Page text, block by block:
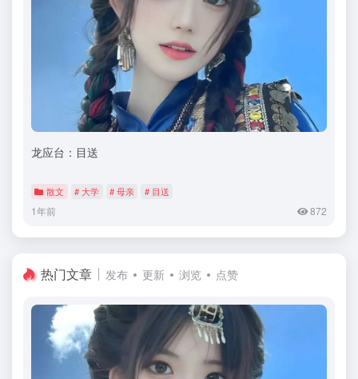
龙应台：目送
散文 # 大学 # 母亲 # 目送
1年前 872
热门文章 发布 更新 浏览 点赞